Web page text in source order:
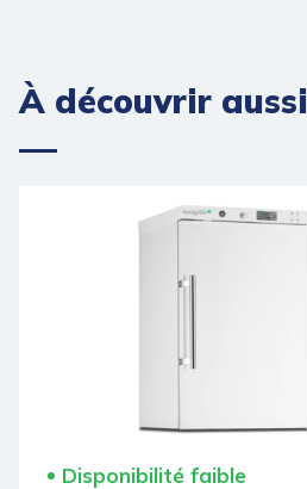
À découvrir aussi
Disponibilité faible